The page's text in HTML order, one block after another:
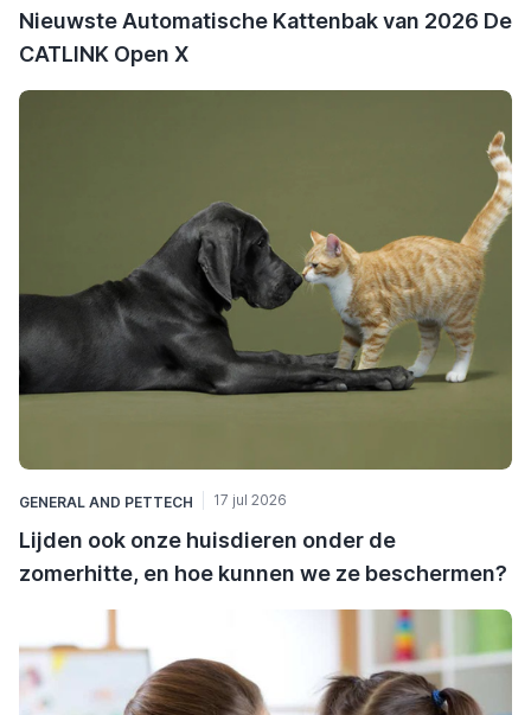
Nieuwste Automatische Kattenbak van 2026 De
CATLINK Open X
GENERAL AND PETTECH 17 jul 2026
Lijden ook onze huisdieren onder de
zomerhitte, en hoe kunnen we ze beschermen?